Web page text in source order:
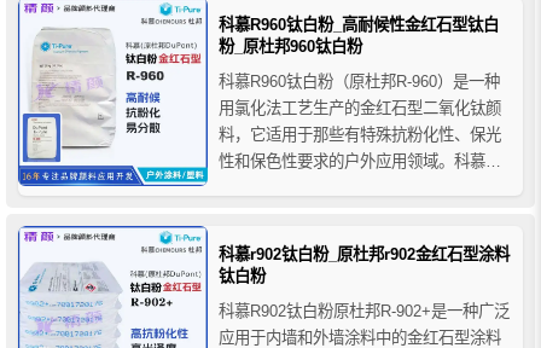
果，并且在某些特定类型的混合设备中制
备热塑性色母时可以极大提高加工速度。
科慕R960钛白粉_高耐候性金红石型钛白
粉_原杜邦960钛白粉
科慕R960钛白粉（原杜邦R-960）是一种
用氯化法工艺生产的金红石型二氧化钛颜
料，它适用于那些有特殊抗粉化性、保光
性和保色性要求的户外应用领域。科慕钛
散性。
科慕r902钛白粉_原杜邦r902金红石型涂料
钛白粉
科慕R902钛白粉原杜邦R-902+是一种广泛
应用于内墙和外墙涂料中的金红石型涂料